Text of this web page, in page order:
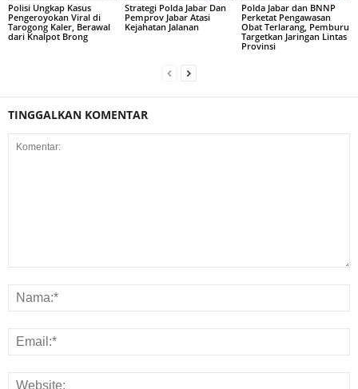
Polisi Ungkap Kasus
Pengeroyokan Viral di
Tarogong Kaler, Berawal
dari Knalpot Brong
Strategi Polda Jabar Dan
Pemprov Jabar Atasi
Kejahatan Jalanan
Polda Jabar dan BNNP
Perketat Pengawasan
Obat Terlarang, Pemburu
Targetkan Jaringan Lintas
Provinsi
TINGGALKAN KOMENTAR